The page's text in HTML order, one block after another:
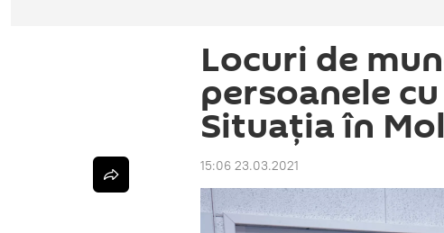
Locuri de
persoanele
Situația în
15:06 23.03.2021